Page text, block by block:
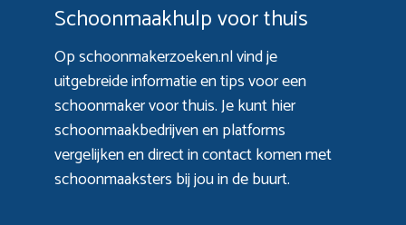
Schoonmaakhulp voor thuis
Op schoonmakerzoeken.nl vind je
uitgebreide informatie en tips voor een
schoonmaker voor thuis. Je kunt hier
schoonmaakbedrijven en platforms
vergelijken en direct in contact komen met
schoonmaaksters bij jou in de buurt.